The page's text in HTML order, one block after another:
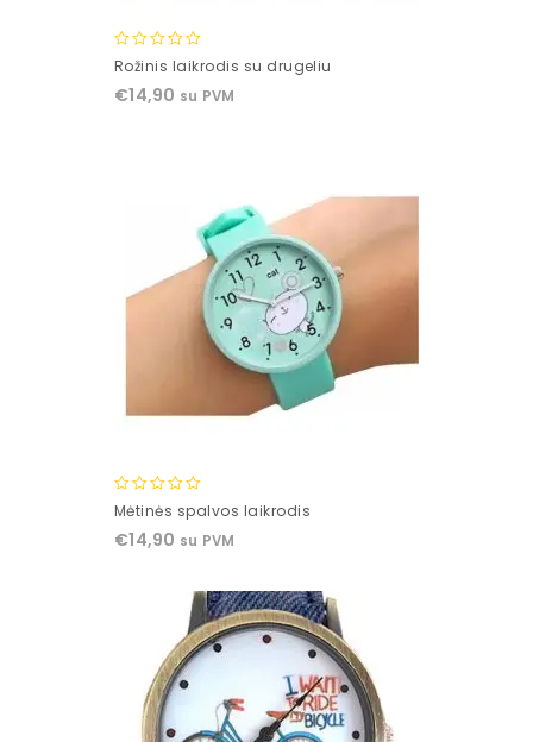
0
of
Rožinis laikrodis su drugeliu
€14,90 su PVM
0
of
Mėtinės spalvos laikrodis
€14,90 su PVM